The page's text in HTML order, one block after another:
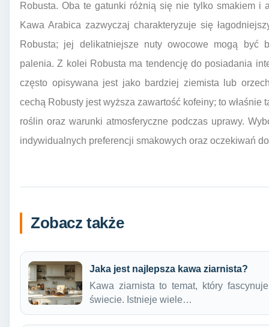
Robusta. Oba te gatunki różnią się nie tylko smakiem i
Kawa Arabica zazwyczaj charakteryzuje się
Robusta; jej delikatniejsze nuty owocowe mogą być
palenia. Z kolei Robusta ma tendencję do posiadania
często opisywana jest jako bardziej ziemista lub
cechą Robusty jest wyższa zawartość kofeiny; to
roślin oraz warunki atmosferyczne podczas uprawy.
indywidualnych preferencji smakowych oraz oczekiwań
Zobacz także
Jaka jest najlepsza kawa ziarnista?
Kawa ziarnista to temat, który
świecie. Istnieje wiele…